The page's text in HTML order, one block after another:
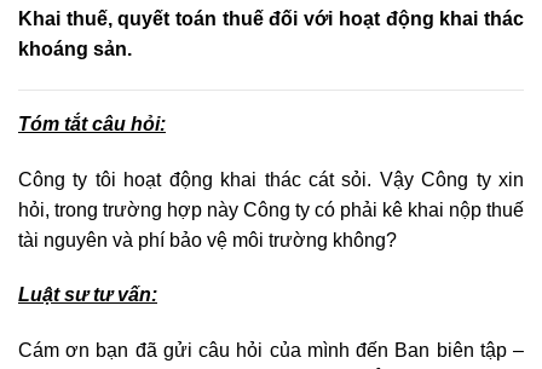
Khai thuế, quyết toán thuế đối với hoạt động khai thác
khoáng sản.
Tóm tắt câu hỏi:
Công ty tôi hoạt động khai thác cát sỏi. Vậy Công ty xin
hỏi, trong trường hợp này Công ty có phải kê khai nộp thuế
tài nguyên và phí bảo vệ môi trường không?
Luật sư tư vấn:
Cám ơn bạn đã gửi câu hỏi của mình đến Ban biên tập –